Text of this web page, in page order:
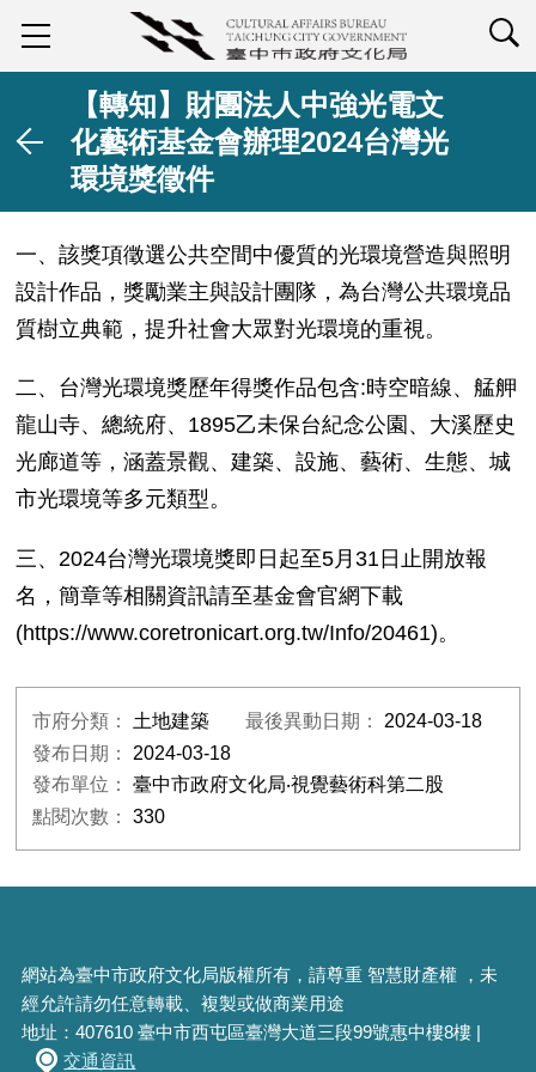
【轉知】財團法人中強光電文
化藝術基金會辦理2024台灣光
環境獎徵件
一、該獎項徵選公共空間中優質的光環境營造與照明
設計作品，獎勵業主與設計團隊，為台灣公共環境品
質樹立典範，提升社會大眾對光環境的重視。
二、台灣光環境獎歷年得獎作品包含:時空暗線、艋舺
龍山寺、總統府、1895乙未保台紀念公園、大溪歷史
光廊道等，涵蓋景觀、建築、設施、藝術、生態、城
市光環境等多元類型。
三、2024台灣光環境獎即日起至5月31日止開放報
名，簡章等相關資訊請至基金會官網下載
(https://www.coretronicart.org.tw/Info/20461)。
市府分類： 土地建築 最後異動日期： 2024-03-18
發布日期： 2024-03-18
發布單位：臺中市政府文化局‧視覺藝術科第二股
點閱次數：330
網站為臺中市政府文化局版權所有，請尊重 智慧財產權 ，未
經允許請勿任意轉載、複製或做商業用途
地址：407610 臺中市西屯區臺灣大道三段99號惠中樓8樓 |
交通資訊